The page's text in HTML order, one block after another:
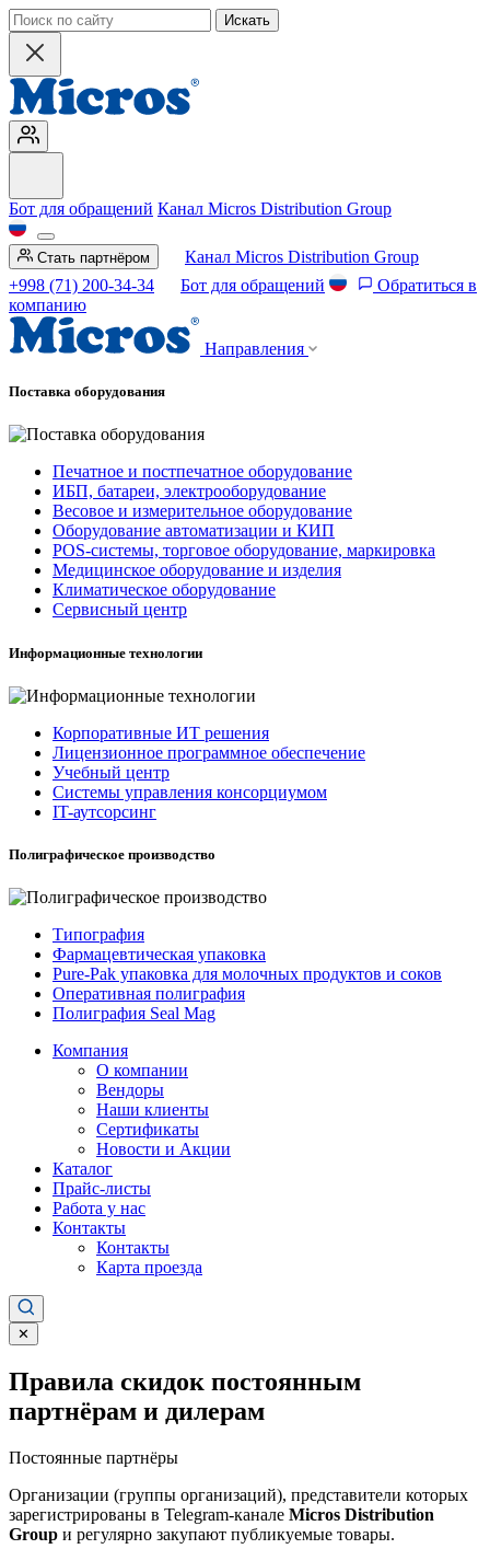
Искать
Бот для обращений Канал Micros Distribution Group
Стать партнёром
Канал Micros Distribution Group
+998 (71) 200-34-34
Бот для обращений
Обратиться в
компанию
Направления
Поставка оборудования
Печатное и постпечатное оборудование
ИБП, батареи, электрооборудование
Весовое и измерительное оборудование
Оборудование автоматизации и КИП
POS-системы, торговое оборудование, маркировка
Медицинское оборудование и изделия
Климатическое оборудование
Сервисный центр
Информационные технологии
Корпоративные ИТ решения
Лицензионное программное обеспечение
Учебный центр
Системы управления консорциумом
IT-аутсорсинг
Полиграфическое производство
Типография
Фармацевтическая упаковка
Pure-Pak упаковка для молочных продуктов и соков
Оперативная полиграфия
Полиграфия Seal Mag
Компания
О компании
Вендоры
Наши клиенты
Сертификаты
Новости и Акции
Каталог
Прайс-листы
Работа у нас
Контакты
Контакты
Карта проезда
✕
Правила скидок постоянным
партнёрам и дилерам
Постоянные партнёры
Организации (группы организаций), представители которых
зарегистрированы в Telegram-канале Micros Distribution
Group и регулярно закупают публикуемые товары.